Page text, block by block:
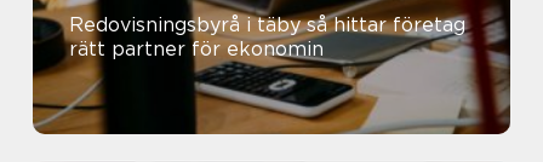
Redovisningsbyrå i täby så hittar företag
rätt partner för ekonomin